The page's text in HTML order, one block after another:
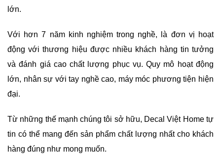
lớn.
Với hơn 7 năm kinh nghiệm trong nghề, là đơn vị hoạt
động với thương hiệu được nhiều khách hàng tin tưởng
và đánh giá cao chất lượng phục vụ. Quy mô hoạt động
lớn, nhân sự với tay nghề cao, máy móc phương tiện hiện
đại.
Từ những thế mạnh chúng tôi sở hữu, Decal Việt Home tự
tin có thể mang đến sản phẩm chất lượng nhất cho khách
hàng đúng như mong muốn.